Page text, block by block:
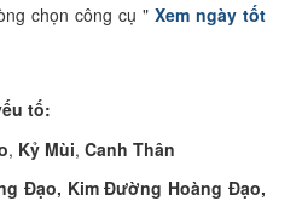
chọn công cụ " Xem ngày tốt
tố:
, Kỷ Mùi, Canh Thân
Đạo, Kim Đường Hoàng Đạo,